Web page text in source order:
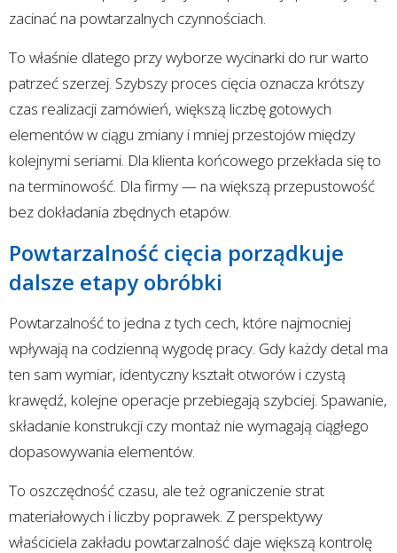
zacinać na powtarzalnych czynnościach.
To właśnie dlatego przy wyborze wycinarki do rur warto
patrzeć szerzej. Szybszy proces cięcia oznacza krótszy
czas realizacji zamówień, większą liczbę gotowych
elementów w ciągu zmiany i mniej przestojów między
kolejnymi seriami. Dla klienta końcowego przekłada się to
na terminowość. Dla firmy — na większą przepustowość
bez dokładania zbędnych etapów.
Powtarzalność cięcia porządkuje
dalsze etapy obróbki
Powtarzalność to jedna z tych cech, które najmocniej
wpływają na codzienną wygodę pracy. Gdy każdy detal ma
ten sam wymiar, identyczny kształt otworów i czystą
krawędź, kolejne operacje przebiegają szybciej. Spawanie,
składanie konstrukcji czy montaż nie wymagają ciągłego
dopasowywania elementów.
To oszczędność czasu, ale też ograniczenie strat
materiałowych i liczby poprawek. Z perspektywy
właściciela zakładu powtarzalność daje większą kontrolę